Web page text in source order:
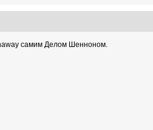
самим Делом Шенноном.